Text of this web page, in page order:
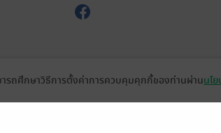
รถศึกษาวิธีการตั้งค่าการควบคุมคุกกี้ของท่านผ่านนโ